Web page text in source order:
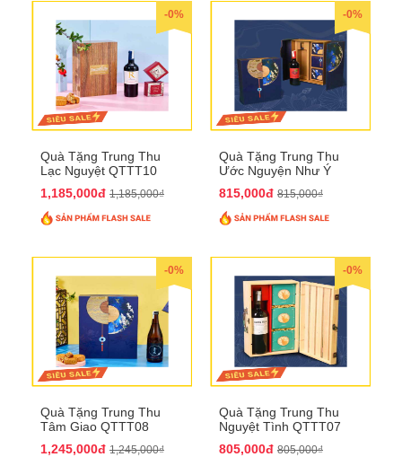
-0%
Quà Tặng Trung Thu
Lạc Nguyệt QTTT10
1,185,000đ 1,185,000₫
-0%
Quà Tặng Trung Thu
Ước Nguyện Như Ý
815,000đ 815,000₫
-0%
Quà Tặng Trung Thu
Tâm Giao QTTT08
1,245,000đ 1,245,000₫
-0%
Quà Tặng Trung Thu
Nguyệt Tình QTTT07
805,000đ 805,000₫